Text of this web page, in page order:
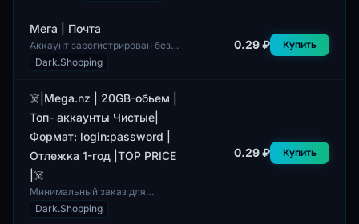
позволяет пользователю с...
Мега | Почта
Аккаунт зарегистрирован без
указания конкретной страны
или региона. Доступ к
предоставляется в стандарт...
Dark.Shopping
0.29 ₽ Купить
☠️|Mega.nz | 20GB-обьем |
Топ- аккаунты Чистые|
Формат: login:password |
Отлежка 1-год |TOP PRICE
|☠️
Минимальный заказ для
данного аккаунта составляет 1
штуку. Этот аккаунт Mega.nz
Dark.Shopping
0.29 ₽ Купить